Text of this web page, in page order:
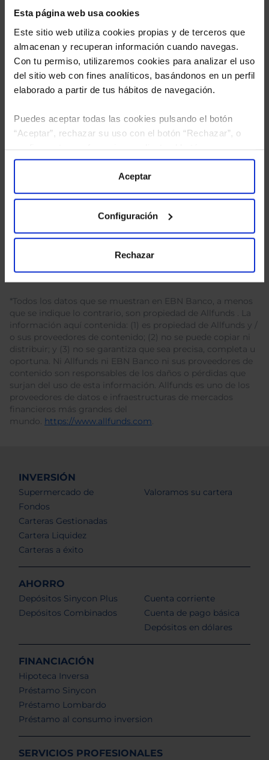
Esta página web usa cookies
Este sitio web utiliza cookies propias y de terceros que
almacenan y recuperan información cuando navegas.
Con tu permiso, utilizaremos cookies para analizar el uso
del sitio web con fines analíticos, basándonos en un perfil
elaborado a partir de tus hábitos de navegación.
Puedes aceptar todas las cookies pulsando el botón
“Aceptar”, rechazar su uso con el botón “Rechazar”, o
“Configuración”. Consulta nuestraPolítica
para más información.
Aceptar
Configuración
Rechazar
He leídola política de privacidady consiento el
*Todos los datos que se muestran en EBN Banco, a menos
que se indique lo contrario, son propiedad de Allfunds . La
información aquí contenida: (1) es propiedad de Allfunds y /
o sus proveedores de contenido; (2) no se puede copiar ni
distribuir; y (3) no se garantiza que sea precisa, completa u
oportuna. Ni Allfunds ni EBN Banco ni sus proveedores de
contenido son responsables de los daños o pérdidas que
surjan del uso de esta información. Allfunds es uno de los
proveedores de datos e infraestructuras de mercados
financieros más grandes del
mundo. https://www.allfunds.com.
INVERSIÓN
Supermercado de
Fondos
Carteras Gestionadas
Cartera Liquidez
Carteras a éxito
Valoramos su cartera
AHORRO
Depósitos Sinycon Plus
Depósitos Combinados
Cuenta corriente
Cuenta de pago básica
Depósitos en dólares
FINANCIACIÓN
Hipoteca Inversa
Préstamo Sinycon
Préstamo Lombardo
Préstamo al consumo inversion
SERVICIOS PROFESIONALES